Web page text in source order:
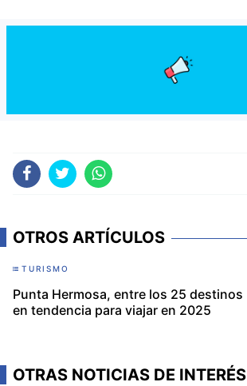
OTROS ARTÍCULOS
TURISMO
Punta Hermosa, entre los 25 destinos
en tendencia para viajar en 2025
OTRAS NOTICIAS DE INTERÉS